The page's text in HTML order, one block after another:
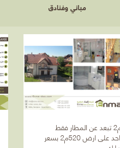
مباني وفنادق
فيلا 230م2 تبعد عن المطار فقط
كيلومتر واحد على ارض 520م2 بسعر